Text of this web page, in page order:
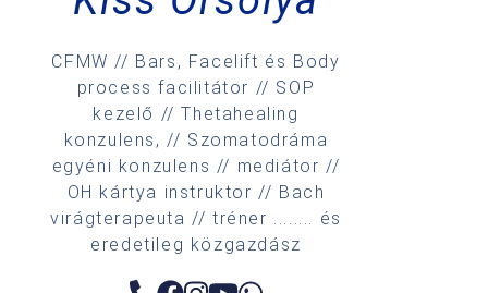
CFMW // Bars, Facelift és Body
process facilitátor // SOP
kezelő // Thetahealing
konzulens, // Szomatodráma
egyéni konzulens // mediátor //
OH kártya instruktor // Bach
virágterapeuta // tréner ........ és
eredetileg közgazdász